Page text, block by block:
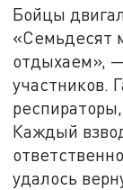
Бойцы
«Семьдесят
отдыхаем»,
участников.
Каждый
удалось